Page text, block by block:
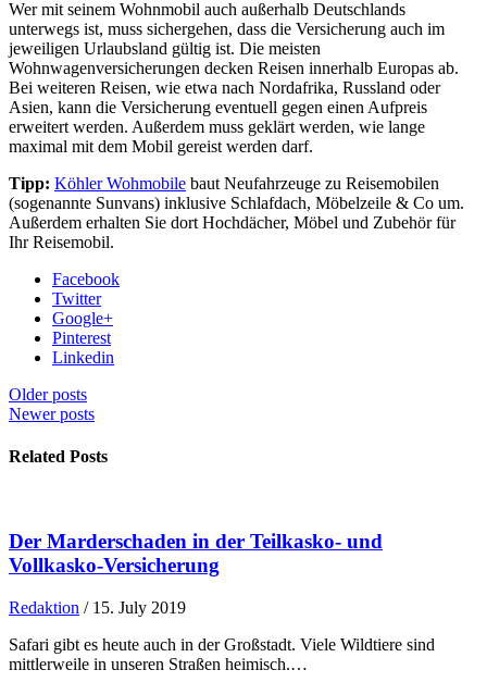
Wer mit seinem Wohnmobil auch außerhalb Deutschlands
unterwegs ist, muss sichergehen, dass die Versicherung auch im
jeweiligen Urlaubsland gültig ist. Die meisten
Wohnwagenversicherungen decken Reisen innerhalb Europas ab.
Bei weiteren Reisen, wie etwa nach Nordafrika, Russland oder
Asien, kann die Versicherung eventuell gegen einen Aufpreis
erweitert werden. Außerdem muss geklärt werden, wie lange
maximal mit dem Mobil gereist werden darf.
Tipp: Köhler Wohmobile baut Neufahrzeuge zu Reisemobilen
(sogenannte Sunvans) inklusive Schlafdach, Möbelzeile & Co um.
Außerdem erhalten Sie dort Hochdächer, Möbel und Zubehör für
Ihr Reisemobil.
Facebook
Twitter
Google+
Pinterest
Linkedin
Older posts
Newer posts
Related Posts
Der Marderschaden in der Teilkasko- und
Vollkasko-Versicherung
Redaktion / 15. July 2019
Safari gibt es heute auch in der Großstadt. Viele Wildtiere sind
mittlerweile in unseren Straßen heimisch.…